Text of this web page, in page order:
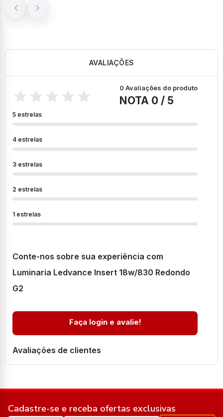
AVALIAÇÕES
0 Avaliações do produto
NOTA 0 / 5
5 estrelas
4 estrelas
3 estrelas
2 estrelas
1 estrelas
Conte-nos sobre sua experiência com
Luminaria Ledvance Insert 18w/830 Redondo
G2
Faça login e avalie!
Avaliações de clientes
Cadastre-se e receba ofertas exclusivas